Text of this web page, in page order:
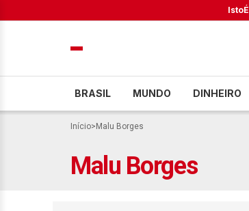
IstoÉ
BRASIL MUNDO DINHEIRO
Início> Malu Borges
Malu Borges